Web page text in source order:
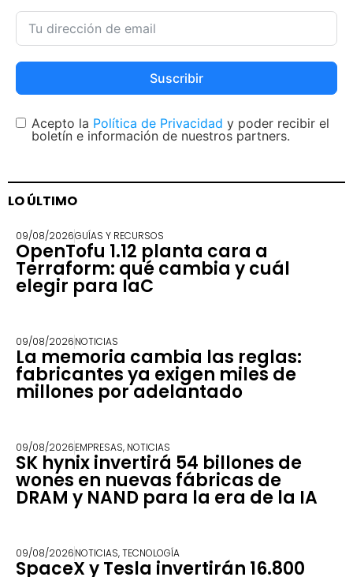
Suscribir
Acepto la Política de Privacidad y poder recibir el
boletín e información de nuestros partners.
LO ÚLTIMO
09/08/2026GUÍAS Y RECURSOS
OpenTofu 1.12 planta cara a
Terraform: qué cambia y cuál
elegir para IaC
09/08/2026NOTICIAS
La memoria cambia las reglas:
fabricantes ya exigen miles de
millones por adelantado
09/08/2026EMPRESAS, NOTICIAS
SK hynix invertirá 54 billones de
wones en nuevas fábricas de
DRAM y NAND para la era de la IA
09/08/2026NOTICIAS,TECNOLOGÍA
SpaceX y Tesla invertirán 16.800